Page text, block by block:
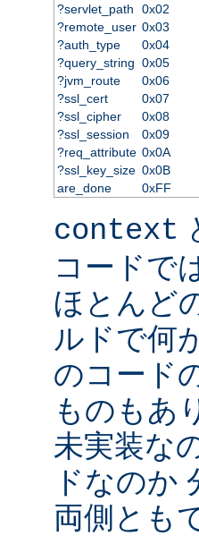
?servlet_path
0x02
?remote_user 0x03
?auth_type
0x04
?query_string 0x05
?jvm_route
0x06
?ssl_cert
0x07
?ssl_cipher
0x08
?ssl_session
0x09
?req_attribute 0x0A
?ssl_key_size 0x0B
are_done
0xFF
context
コードで
ほとんど
ルドで何
のコード
ものもあ
未実装な
ドなのか
両側とも